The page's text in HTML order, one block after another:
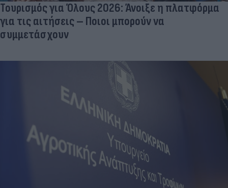
Τουρισμός για Όλους 2026: Άνοιξε η πλατφόρμα
για τις αιτήσεις – Ποιοι μπορούν να
συμμετάσχουν